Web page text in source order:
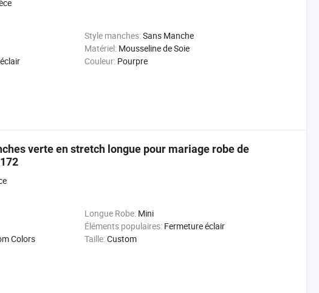
Style manches:Sans Manche
Matériel: Mousseline de Soie
Couleur: Pourpre
verte en stretch longue pour mariage robe de
Longue Robe: Mini
Éléments populaires: Fermeture éclair
Colors Taille:Custom